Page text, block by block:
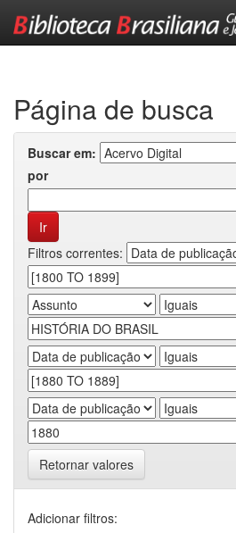
Página de busca
Buscar em:
por
Filtros correntes:
Retornar valores
Adicionar filtros: